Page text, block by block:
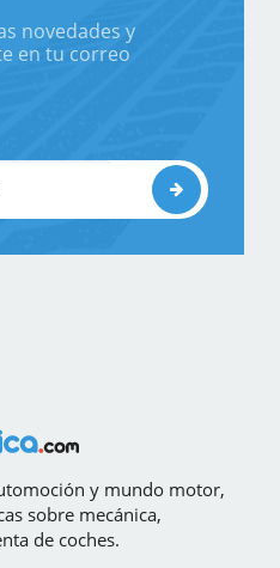
novedades y
en tu correo
y mundo motor,
sobre mecánica,
de coches.